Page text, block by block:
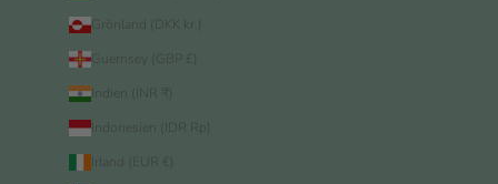
Grönland (DKK kr.)
Guernsey (GBP £)
Indien (INR ₹)
Indonesien (IDR Rp)
Irland (EUR €)